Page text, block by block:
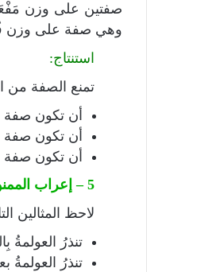
صفتين على وزن
وهي صفة على وزن
استنتاج:
تمنع الصفة
أن تكون صفة
أن تكون صفة
أن تكون
5 – إعراب الممنوع من الصرف:
لاحظ المثالين
تنذرُ العولمةُ
تنذرُ العولمةُ